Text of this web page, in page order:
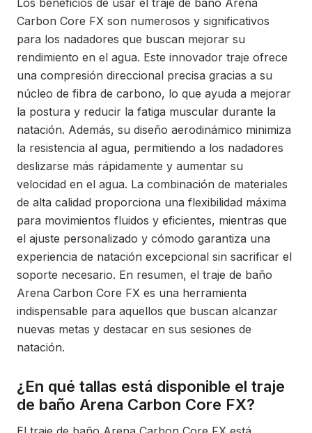
Los beneficios de usar el traje de baño Arena
Carbon Core FX son numerosos y significativos
para los nadadores que buscan mejorar su
rendimiento en el agua. Este innovador traje ofrece
una compresión direccional precisa gracias a su
núcleo de fibra de carbono, lo que ayuda a mejorar
la postura y reducir la fatiga muscular durante la
natación. Además, su diseño aerodinámico minimiza
la resistencia al agua, permitiendo a los nadadores
deslizarse más rápidamente y aumentar su
velocidad en el agua. La combinación de materiales
de alta calidad proporciona una flexibilidad máxima
para movimientos fluidos y eficientes, mientras que
el ajuste personalizado y cómodo garantiza una
experiencia de natación excepcional sin sacrificar el
soporte necesario. En resumen, el traje de baño
Arena Carbon Core FX es una herramienta
indispensable para aquellos que buscan alcanzar
nuevas metas y destacar en sus sesiones de
natación.
¿En qué tallas está disponible el traje
de baño Arena Carbon Core FX?